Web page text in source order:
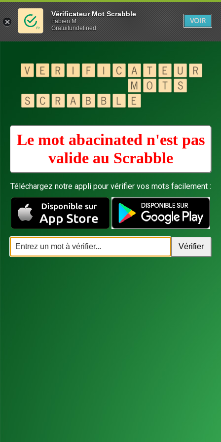
Le mot abacinated n'est pas
valide au Scrabble
Téléchargez notre appli pour vérifier vos mots facilement :
Vérificateur Mot Scrabble
Fabien M
Gratuitundefined
VOIR